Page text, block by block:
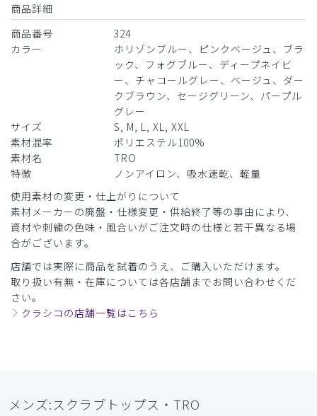
年齢:40代 身長:171-175cm 体重:81-85kg
前から気に入ってるタイプです。また購入したいと思いま
す。
324メンズ:スクラブトップス・TRO/ライトブル
りぃり様
購入確認済み
年齢:30代 身長:
お直しまで完璧でした。アイロン要らずの素敵な商品です
商品：324メンズ:スクラブトップス・TRO/チャコール
グレー/L
商品詳細
商品番号
324
カラー
ホリゾンブルー、ピンクベージュ、ブラ
ック、フォグブルー、ディープネイビ
ー、チャコールグレー、ベージュ、ダー
クブラウン、セージグリーン、パープル
グレー
サイズ
S, M, L, XL, XXL
素材混率
ポリエステル100%
素材名
TRO
特徴
ノンアイロン、吸水速乾、軽量
使用素材の変更・仕上がりについて
素材メーカーの廃盤・仕様変更・供給終了等の事由により、
資材や刺繍の色味・風合いがご注文時の仕様と若干異なる場
合がございます。
店舗では実際に商品を試着のうえ、ご購入いただけます。
取り扱い有無・在庫については各店舗までお問い合わせくだ
さい。
クラシコの店舗一覧はこちら
メンズ:スクラブトップス・TRO